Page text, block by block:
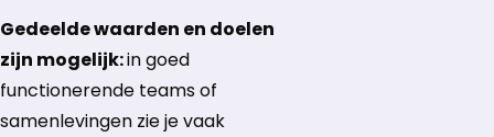
Gedeelde waarden en doelen
zijn mogelijk:in goed
functionerende teams of
samenlevingen zie je vaak